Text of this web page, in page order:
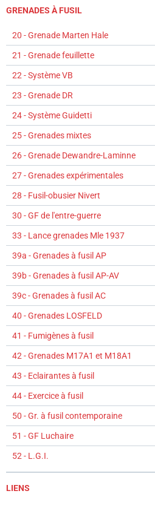
GRENADES À FUSIL
20 - Grenade Marten Hale
21 - Grenade feuillette
22 - Système VB
23 - Grenade DR
24 - Système Guidetti
25 - Grenades mixtes
26 - Grenade Dewandre-Laminne
27 - Grenades expérimentales
28 - Fusil-obusier Nivert
30 - GF de l'entre-guerre
33 - Lance grenades Mle 1937
39a - Grenades à fusil AP
39b - Grenades à fusil AP-AV
39c - Grenades à fusil AC
40 - Grenades LOSFELD
41 - Fumigènes à fusil
42 - Grenades M17A1 et M18A1
43 - Eclairantes à fusil
44 - Exercice à fusil
50 - Gr. à fusil contemporaine
51 - GF Luchaire
52 - L.G.I.
LIENS